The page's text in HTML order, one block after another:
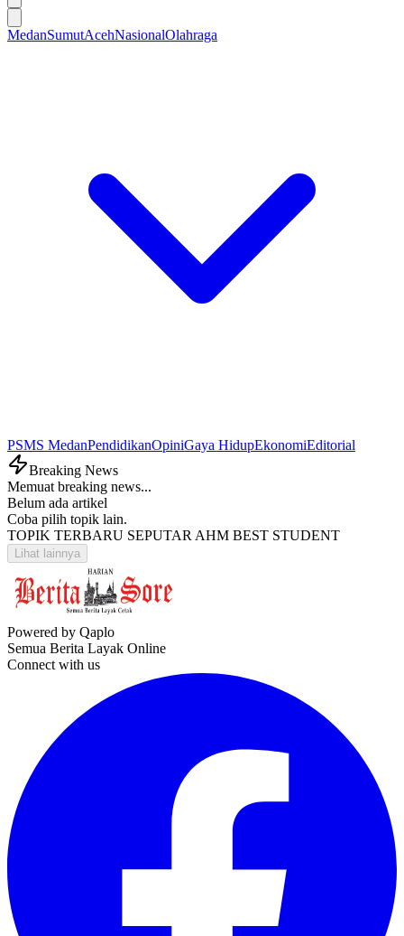
MedanSumutAcehNasionalOlahraga
PSMS MedanPendidikanOpiniGaya HidupEkonomiEditorial
Breaking News
Memuat breaking news...
Belum ada artikel
Coba pilih topik lain.
TOPIK TERBARU SEPUTAR AHM BEST STUDENT
Lihat lainnya
Powered by Qaplo
Semua Berita Layak Online
Connect with us